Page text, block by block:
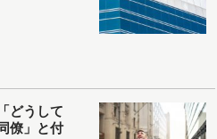
どうして
僚」と付